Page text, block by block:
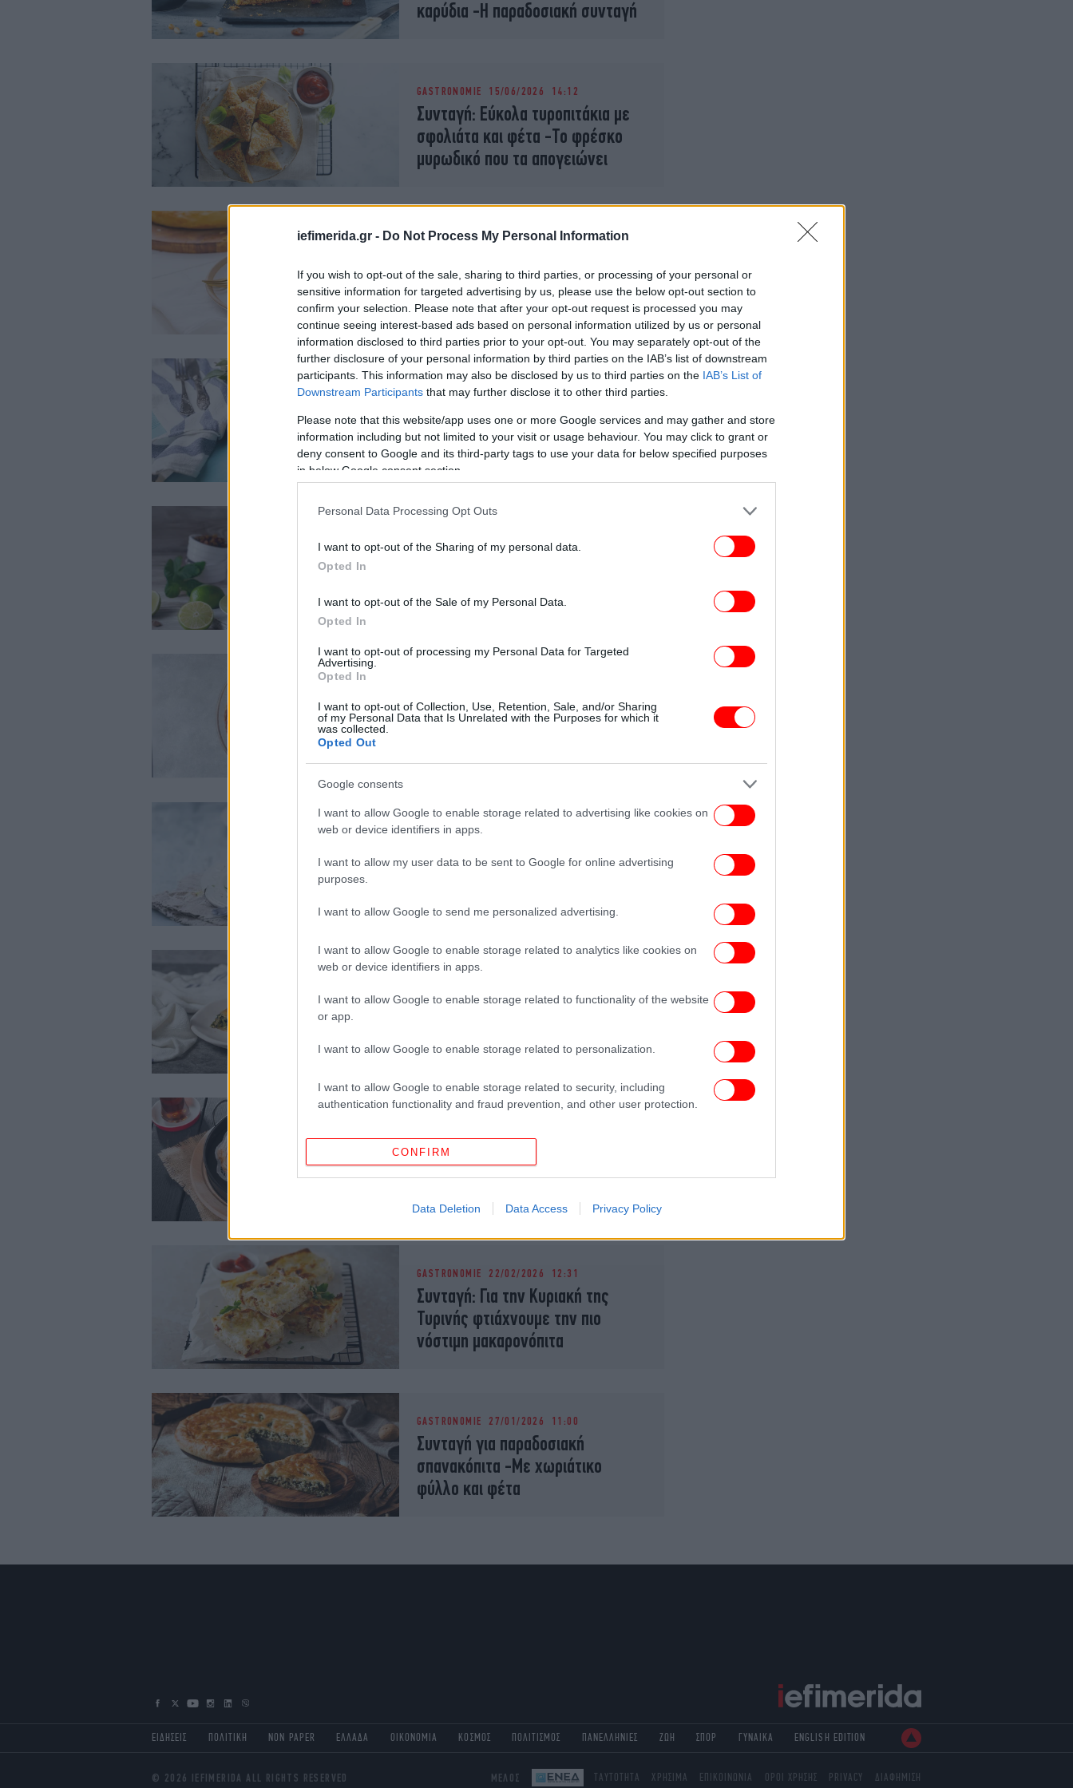
iefimerida.gr - Do Not Process My Personal Information
If you wish to opt-out of the sale, sharing to third parties, or processing of your personal or
sensitive information for targeted advertising by us, please use the below opt-out section to
confirm your selection. Please note that after your opt-out request is processed you may
continue seeing interest-based ads based on personal information utilized by us or personal
information disclosed to third parties prior to your opt-out. You may separately opt-out of the
further disclosure of your personal information by third parties on the IAB’s list of downstream
participants. This information may also be disclosed by us to third parties on the IAB’s List of
Downstream Participants that may further disclose it to other third parties.
Please note that this website/app uses one or more Google services and may gather and store
information including but not limited to your visit or usage behaviour. You may click to grant or
deny consent to Google and its third-party tags to use your data for below specified purposes
in below Google consent section.
Personal Data Processing Opt Outs
I want to opt-out of the Sharing of my personal data.
Opted In
I want to opt-out of the Sale of my Personal Data.
Opted In
I want to opt-out of processing my Personal Data for Targeted
Advertising.
Opted In
I want to opt-out of Collection, Use, Retention, Sale, and/or Sharing
of my Personal Data that Is Unrelated with the Purposes for which it
was collected.
Opted Out
Google consents
I want to allow Google to enable storage related to advertising like cookies on
web or device identifiers in apps.
I want to allow my user data to be sent to Google for online advertising
purposes.
I want to allow Google to send me personalized advertising.
I want to allow Google to enable storage related to analytics like cookies on
web or device identifiers in apps.
I want to allow Google to enable storage related to functionality of the website
or app.
I want to allow Google to enable storage related to personalization.
I want to allow Google to enable storage related to security, including
authentication functionality and fraud prevention, and other user protection.
CONFIRM
Data Deletion Data Access Privacy Policy
καρύδια -Η παραδοσιακή συνταγή
GASTRONOMIE 15/06/2026 14:12
Συνταγή: Εύκολα τυροπιτάκια με
σφολιάτα και φέτα -Το φρέσκο
μυρωδικό που τα απογειώνει
Στριφτή τυρόπιτα με 4 τυριά
-Τραγανό φύλλο, πλούσια γέμιση
Εύκολη συνταγή για κολοκυθόπιτα
-Χωρίς φύλλο, με ένα ανακάτεμα
Εύκολη συνταγή: Πίτα με
ανάλαφρη
GASTRONOMIE
μπακαλιαρόπιτα από την
Κεφαλονιά για την Κυριακή των
GASTRONOMIE
Συνταγή για πατατόπιτα
-Αρωματική και χορταστική,
Συνταγή για εύκολη χορτόπιτα με
μυρωδάτη
Συνταγή για λαχταριστή
ταχινόπιτα -Πεντανόστιμη και
GASTRONOMIE 22/02/2026 12:31
Συνταγή: Για την Κυριακή της
Τυρινής φτιάχνουμε την πιο
νόστιμη μακαρονόπιτα
GASTRONOMIE 27/01/2026 11:00
Συνταγή για παραδοσιακή
σπανακόπιτα -Με χωριάτικο
φύλλο και φέτα
ΕΙΔΗΣΕΙΣ ΠΟΛΙΤΙΚΗ NON PAPER ΕΛΛΑΔΑ ΟΙΚΟΝΟΜΙΑ ΚΟΣΜΟΣ ΠΟΛΙΤΙΣΜΟΣ ΠΑΝΕΛΛΗΝΙΕΣ ΖΩΗ ΣΠΟΡ ΓΥΝΑΙΚΑ ENGLISH EDITION
© 2026 IEFIMERIDA ALL RIGHTS RESERVED ΜΕΛΟΣ ΤΑΥΤΟΤΗΤΑ ΧΡΗΣΙΜΑ ΕΠΙΚΟΙΝΩΝΙΑ ΟΡΟΙ ΧΡΗΣΗΣ PRIVACY ΔΙΑΦΗΜΙΣΗ